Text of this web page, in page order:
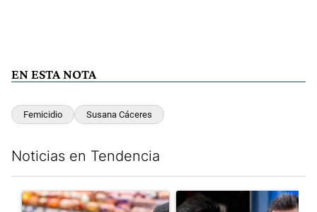
EN ESTA NOTA
Femicidio Susana Cáceres
Noticias en Tendencia
Un artículo de tendencia con el título "Inflación: economistas
Un artículo de tendencia